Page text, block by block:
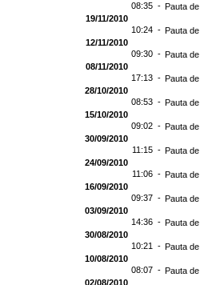
08:35 - Pauta
19/11/2010
10:24 - Pauta
12/11/2010
09:30 - Pauta
08/11/2010
17:13 - Pauta
28/10/2010
08:53 - Pauta
15/10/2010
09:02 - Pauta
30/09/2010
11:15 - Pauta
24/09/2010
11:06 - Pauta
16/09/2010
09:37 - Pauta
03/09/2010
14:36 - Pauta
30/08/2010
10:21 - Pauta
10/08/2010
08:07 - Pauta
02/08/2010